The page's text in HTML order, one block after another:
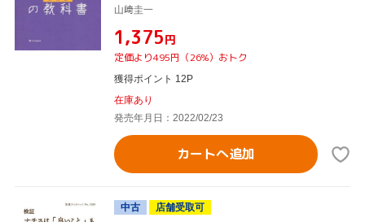
山﨑圭一
¥1,375円
定価より495円（26%）おトク
獲得ポイント 12P
在庫あり
発売年月日：2022/02/23
カートへ追加
中古
店舗受取可